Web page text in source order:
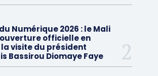
Numérique 2026 : le Mali
officielle en
visite du président
Bassirou Diomaye Faye